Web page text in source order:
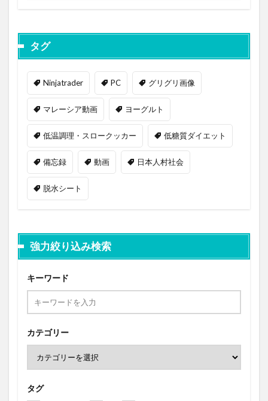
タグ
Ninjatrader PC グリグリ画像
マレーシア動画 ヨーグルト
低温調理・スロークッカー 低糖質ダイエット
備忘録 動画 日本人村社会
脱水シート
強力絞り込み検索
キーワード
カテゴリー
タグ